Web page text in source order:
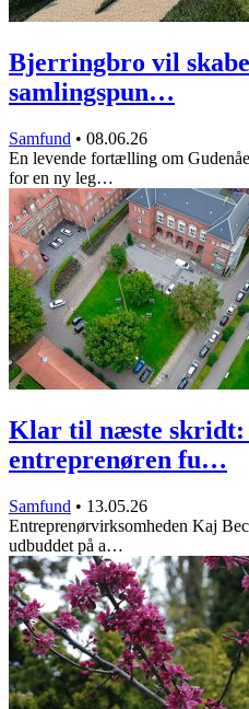
Bjerringbro vil
samlingspun…
Samfund • 08.06.26
En levende fortælling om
for en ny leg…
Klar til næste skridt:
entreprenøren fu…
Samfund • 13.05.26
Entreprenørvirksomheden Kaj
udbuddet på a…